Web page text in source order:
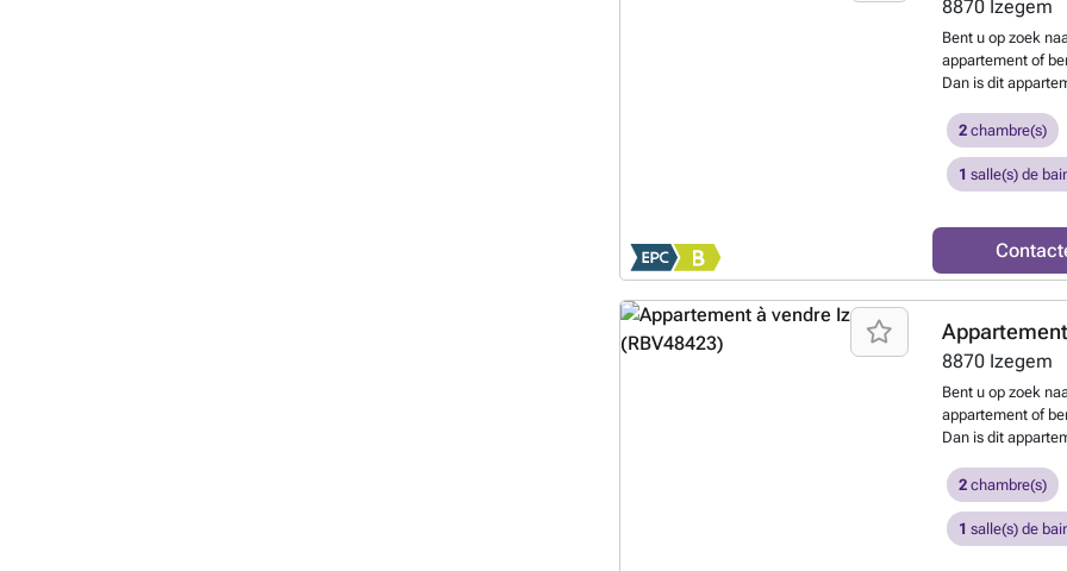
8870 Izegem
Bent u op zoek
appartement of
Dan is dit
Clement. Het
oppervlakte van
inkomhall met
met terrasje, de
eethoek (die
dienst doen), de
wasmachine).
slaapkamers, de
ons kantoor.
-Zeer
(zowel
berging
ruime garage
een bezoek aan
organiseert voor
2 chambre(s)
1 salle(s) de
8870 Izegem
Bent u op zoek
appartement of
Dan is dit
Clement. Het
oppervlakte van
inkomhall met
met terrasje, de
2 chambre(s)
1 salle(s) de